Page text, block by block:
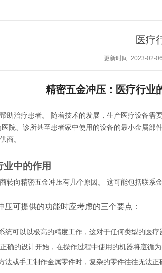
医疗
更新时间 2023-02-
精密五金冲压：医疗行业
助治疗患者。 随着技术的发展，生产医疗设备需
院、诊所甚至患者家中使用的设备的最小金属部
商。
中的作用
转向精密五金冲压有几个原因。 这可能包括联系
压可提供的功能时应考虑的三个要点：
统可以以极高的精度工作，这对于任何类型的医疗
确的设计开始，在操作过程中使用的机器将遵循
法或手工制作金属零件时，复杂的零件往往无法正